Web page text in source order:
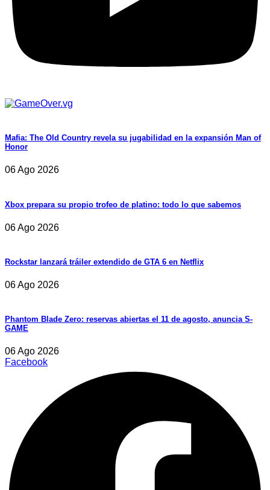
Mafia: The Old Country revela su jugabilidad en la expansión Man of
Honor
06 Ago 2026
Xbox prepara su propio trofeo de platino: todo lo que sabemos
06 Ago 2026
Rockstar lanzará tráiler extendido de GTA 6 en Netflix
06 Ago 2026
Phantom Blade Zero: reservas abiertas el 11 de agosto, anuncia S-
GAME
06 Ago 2026
Facebook